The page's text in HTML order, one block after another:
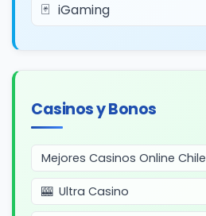
iGaming
Casinos y Bonos
Mejores Casinos Online Chile
Ultra Casino